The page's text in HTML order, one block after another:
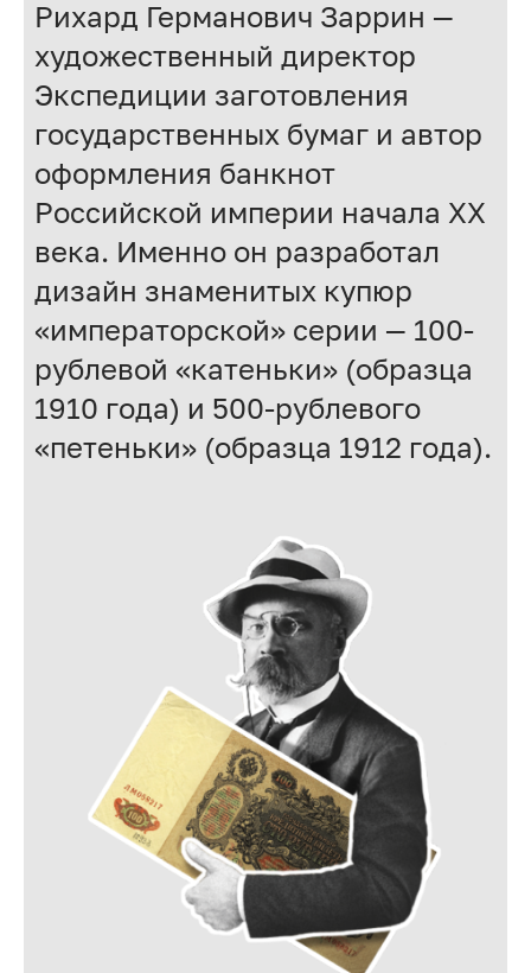
Рихард Германович Заррин —
художественный директор
Экспедиции заготовления
государственных бумаг и автор
оформления банкнот
Российской империи начала ХХ
века. Именно он разработал
дизайн знаменитых купюр
«императорской» серии — 100-
рублевой «катеньки» (образца
1910 года) и 500-рублевого
«петеньки» (образца 1912 года).